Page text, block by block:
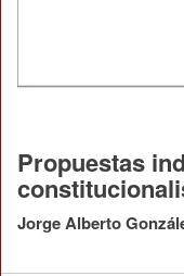
Propuestas
Jorge Alberto